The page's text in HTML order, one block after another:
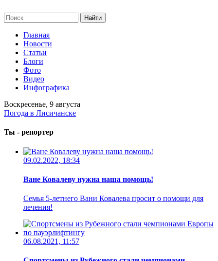
Главная
Новости
Статьи
Блоги
Фото
Видео
Инфографика
Воскресенье, 9 августа
Погода в Лисичанске
Ты - репортер
09.02.2022, 18:34
Ване Ковалеву нужна наша помощь!
Семья 5-летнего Вани Ковалева просит о помощи для
лечения!
06.08.2021, 11:57